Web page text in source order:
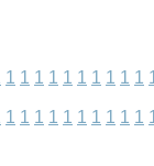
1 1 1 1 1 1 1 1 1 1
1 1 1 1 1 1 1 1 1 1